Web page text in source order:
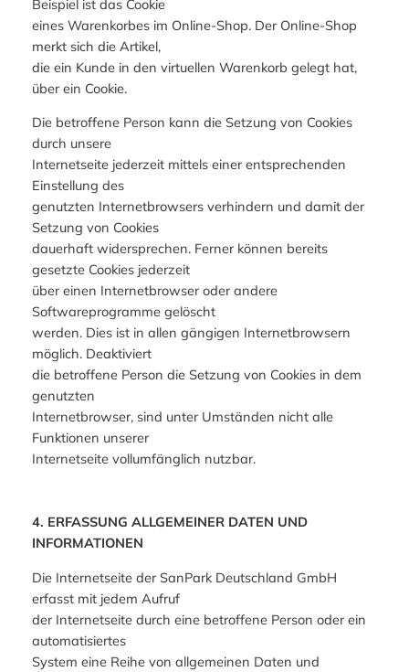
Beispiel ist das Cookie
eines Warenkorbes im Online-Shop. Der Online-Shop
merkt sich die Artikel,
die ein Kunde in den virtuellen Warenkorb gelegt hat,
über ein Cookie.
Die betroffene Person kann die Setzung von Cookies
durch unsere
Internetseite jederzeit mittels einer entsprechenden
Einstellung des
genutzten Internetbrowsers verhindern und damit der
Setzung von Cookies
dauerhaft widersprechen. Ferner können bereits
gesetzte Cookies jederzeit
über einen Internetbrowser oder andere
Softwareprogramme gelöscht
werden. Dies ist in allen gängigen Internetbrowsern
möglich. Deaktiviert
die betroffene Person die Setzung von Cookies in dem
genutzten
Internetbrowser, sind unter Umständen nicht alle
Funktionen unserer
Internetseite vollumfänglich nutzbar.
4. ERFASSUNG ALLGEMEINER DATEN UND
INFORMATIONEN
Die Internetseite der SanPark Deutschland GmbH
erfasst mit jedem Aufruf
der Internetseite durch eine betroffene Person oder ein
automatisiertes
System eine Reihe von allgemeinen Daten und